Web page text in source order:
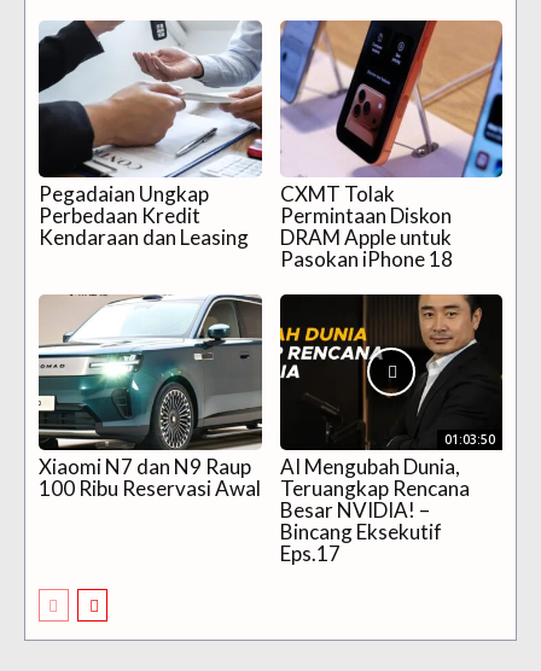
Pegadaian Ungkap
Perbedaan Kredit
Kendaraan dan Leasing
CXMT Tolak
Permintaan Diskon
DRAM Apple untuk
Pasokan iPhone 18
Xiaomi N7 dan N9 Raup
100 Ribu Reservasi Awal
01:03:50
AI Mengubah Dunia,
Teruangkap Rencana
Besar NVIDIA! –
Bincang Eksekutif
Eps.17